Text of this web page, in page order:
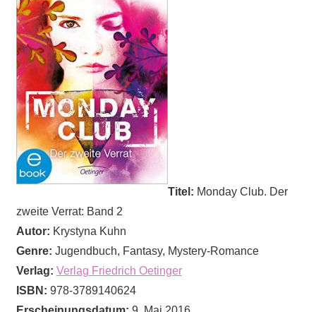
Titel: Monday Club. Der
zweite Verrat: Band 2
Autor: Krystyna Kuhn
Genre: Jugendbuch, Fantasy, Mystery-Romance
Verlag: Verlag Friedrich Oetinger
ISBN: 978-3789140624